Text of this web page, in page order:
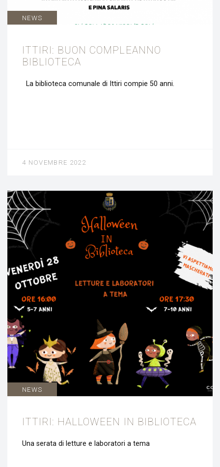
NEWS
ITTIRI: BUON COMPLEANNO
BIBLIOTECA
La biblioteca comunale di Ittiri compie 50 anni.
4 NOVEMBRE 2022
NEWS
ITTIRI: HALLOWEEN IN BIBLIOTECA
Una serata di letture e laboratori a tema